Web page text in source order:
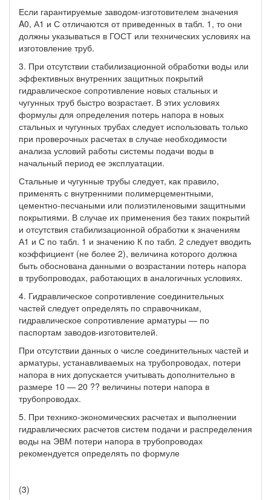
Если гарантируемые заводом-изготовителем значения
A0, А1 и С отличаются от приведенных в табл. 1, то они
должны указываться в ГОСТ или технических условиях на
изготовление труб.
3. При отсутствии стабилизационной обработки воды или
эффективных внутренних защитных покрытий
гидравлическое сопротивление новых стальных и
чугунных труб быстро возрастает. В этих условиях
формулы для определения потерь напора в новых
стальных и чугунных трубах следует использовать только
при проверочных расчетах в случае необходимости
анализа условий работы системы подачи воды в
начальный период ее эксплуатации.
Стальные и чугунные трубы следует, как правило,
применять с внутренними полимерцементными,
цементно-песчаными или полиэтиленовыми защитными
покрытиями. В случае их применения без таких покрытий
и отсутствия стабилизационной обработки к значениям
А1 и С по табл. 1 и значению К по табл. 2 следует вводить
коэффициент (не более 2), величина которого должна
быть обоснована данными о возрастании потерь напора
в трубопроводах, работающих в аналогичных условиях.
4. Гидравлическое сопротивление соединительных
частей следует определять по справочникам,
гидравлическое сопротивление арматуры — по
паспортам заводов-изготовителей.
При отсутствии данных о числе соединительных частей и
арматуры, устанавливаемых на трубопроводах, потери
напора в них допускается учитывать дополнительно в
размере 10 — 20 ?? величины потери напора в
трубопроводах.
5. При технико-экономических расчетах и выполнении
гидравлических расчетов систем подачи и распределения
воды на ЭВМ потери напора в трубопроводах
рекомендуется определять по формуле
(3)